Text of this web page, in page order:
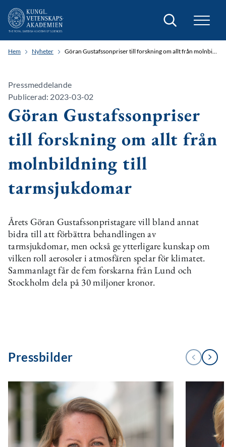
Sök
Hem Nyheter Göran Gustafssonpriser till forskning om allt från molnbildning till tarmsjukdomar
Pressmeddelande
Publicerad: 2023-03-02
Göran Gustafssonpriser
till forskning om allt från
molnbildning till
tarmsjukdomar
Årets Göran Gustafssonpristagare vill bland annat
bidra till att förbättra behandlingen av
tarmsjukdomar, men också ge ytterligare kunskap om
vilken roll aerosoler i atmosfären spelar för klimatet.
Sammanlagt får de fem forskarna från Lund och
Stockholm dela på 30 miljoner kronor.
Pressbilder Previous Next